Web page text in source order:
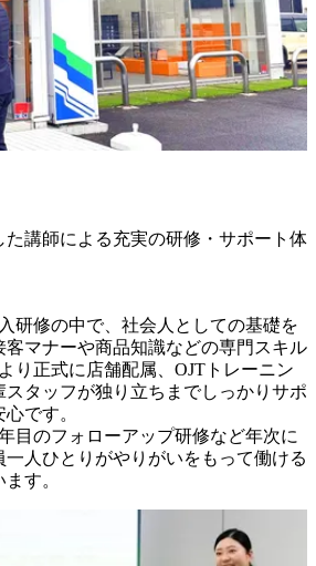
た講師による充実の研修・サポート体
研修の中で、社会人としての基礎を
客マナーや商品知識などの専門スキル
り正式に店舗配属、OJTトレーニン
タッフが独り立ちまでしっかりサポ
です。
目のフォローアップ研修など年次に
人ひとりがやりがいをもって働ける
す。